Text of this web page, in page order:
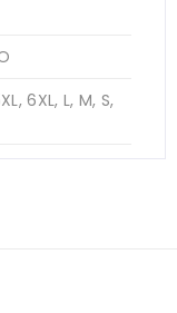
6XL, L, M, S,